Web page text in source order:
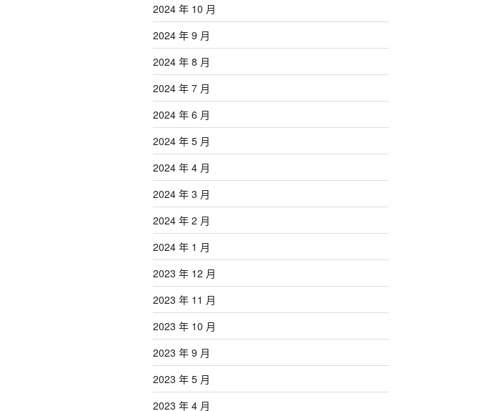
2024 年 10 月
2024 年 9 月
2024 年 8 月
2024 年 7 月
2024 年 6 月
2024 年 5 月
2024 年 4 月
2024 年 3 月
2024 年 2 月
2024 年 1 月
2023 年 12 月
2023 年 11 月
2023 年 10 月
2023 年 9 月
2023 年 5 月
2023 年 4 月